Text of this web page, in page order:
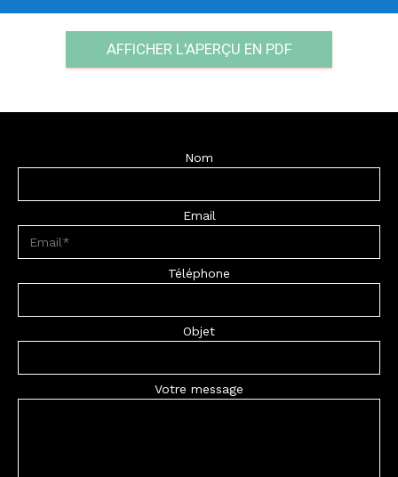
AFFICHER L'APERÇU EN PDF
Nom
Email
Téléphone
Objet
Votre message